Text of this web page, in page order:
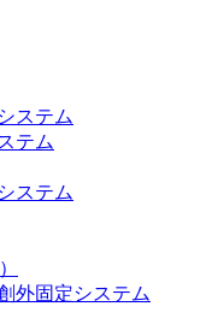
ステム
テム
ステム
外固定システム